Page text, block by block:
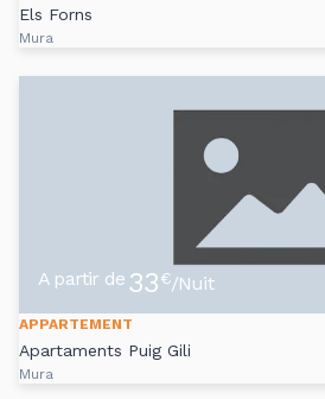
Els Forns
Mura
A partir de 33€/Nuit
APPARTEMENT
Apartaments Puig Gili
Mura